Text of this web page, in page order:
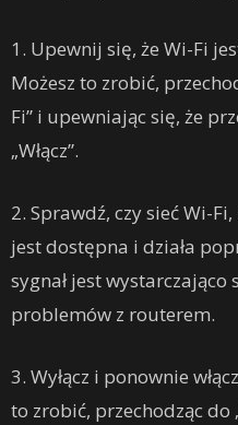
1. Upewnij się, że Wi-Fi
Możesz to zrobić,
Fi” i upewniając się, że
„Włącz”.
2. Sprawdź, czy sieć Wi-
jest dostępna i działa
sygnał jest
problemów z routerem.
3. Wyłącz i ponownie
to zrobić, przechodząc do